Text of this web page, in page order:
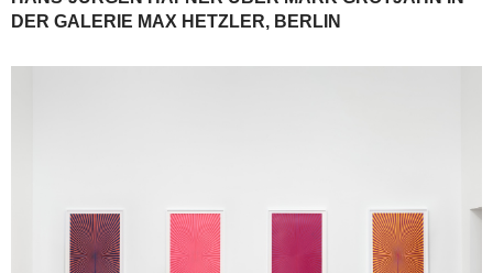
DER GALERIE MAX HETZLER, BERLIN